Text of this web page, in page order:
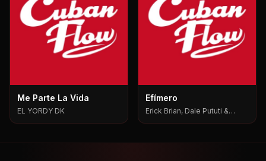
Me Parte La Vida
EL YORDY DK
Efímero
Erick Brian, Dale Pututi &